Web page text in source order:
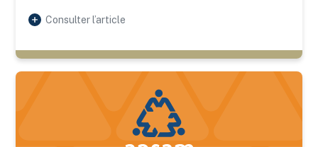
Consulter l’article
Caroline Delisle se joint à l’APSAM à titre de directrice de la